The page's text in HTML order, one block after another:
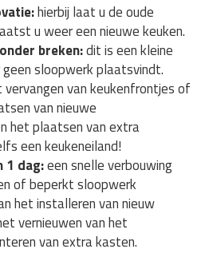
hierbij laat u de oude
u weer een nieuwe keuken.
breken:dit is een kleine
sloopwerk plaatsvindt.
vervangen van keukenfrontjes of
van nieuwe
het plaatsen van extra
een keukeneiland!
1 dag:een snelle verbouwing
of beperkt sloopwerk
het installeren van nieuw
vernieuwen van het
van extra kasten.